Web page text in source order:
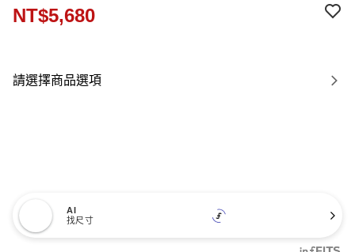
NT$5,680
請選擇商品選項
AI
找尺寸